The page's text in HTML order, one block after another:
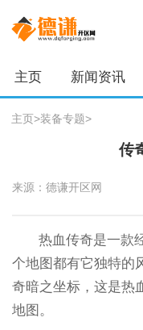
主页 新闻资讯
主页>装备专题>
传
来源：德谦开区网
热血传奇是一款
个地图都有它独特的
奇暗之坐标，这是热
地图。